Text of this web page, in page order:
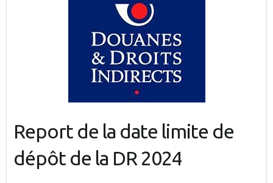
Report de la date limite de
dépôt de la DR 2024